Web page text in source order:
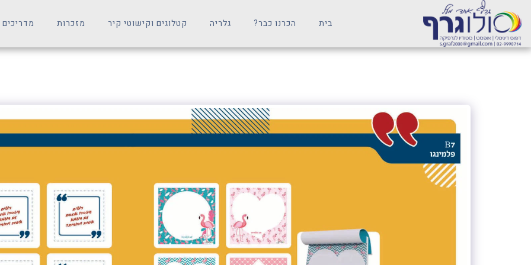
בית הכרנו כבר? גלריה קטלוגים וקישוטי קיר מזכרות